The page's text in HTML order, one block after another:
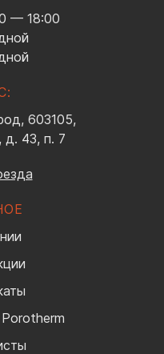
— 18:00
603105,
д. 43, п. 7